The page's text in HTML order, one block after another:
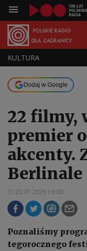
KULTURA
Dodaj w Google
22 filmy,
premier
akcenty.
Berlinale
20.01.2026 18:00
Poznaliśmy
tegorocznego